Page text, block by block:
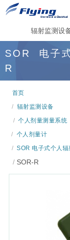
辐射监测设
SOR
电子
R
首页
/ 辐射监测设备
/ 个人剂量测量系统
/ 个人剂量计
/ SOR 电子式个人
/ SOR-R